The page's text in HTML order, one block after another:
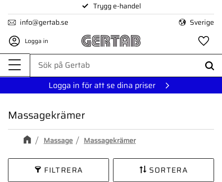
Meny
Trygg e-handel
info@gertab.se
Sverige
Logga in
Logga in för att se dina priser
Massagekrämer
Massage Massagekrämer
FILTRERA SORTERA